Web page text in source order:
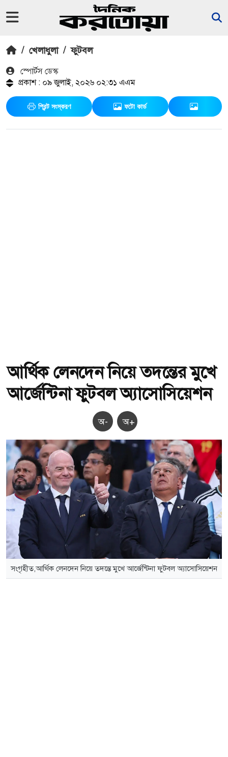
/ খেলাধুলা / ফুটবল
স্পোর্টস ডেস্ক
প্রকাশ : ০৯ জুলাই, ২০২৬ ০২:৩১ এএম
প্রিন্ট সংস্করণ ফটো কার্ড
আর্থিক লেনদেন নিয়ে তদন্তের মুখে
আর্জেন্টিনা ফুটবল অ্যাসোসিয়েশন
অ- অ+
সংগৃহীত,আর্থিক লেনদেন নিয়ে তদন্তে মুখে আর্জেন্টিনা ফুটবল অ্যাসোসিয়েশন